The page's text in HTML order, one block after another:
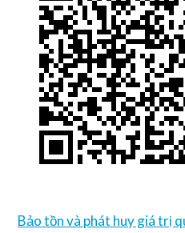
Bảo tồn và phát huy giá trị